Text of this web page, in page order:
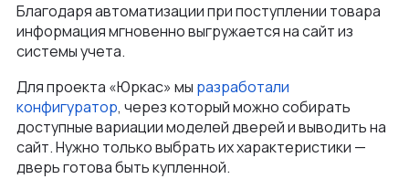
Благодаря автоматизации при поступлении товара
информация мгновенно выгружается на сайт из
системы учета.
Для проекта «Юркас» мы разработали
конфигуратор, через который можно собирать
доступные вариации моделей дверей и выводить на
сайт. Нужно только выбрать их характеристики —
дверь готова быть купленной.